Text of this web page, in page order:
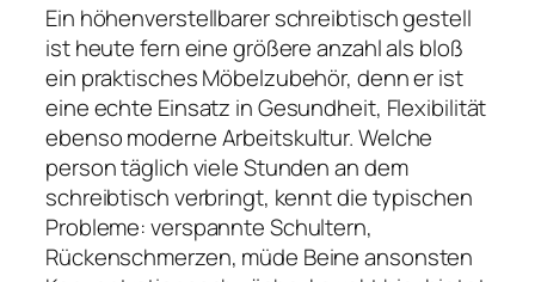
Ein höhenverstellbarer schreibtisch gestell
ist heute fern eine größere anzahl als bloß
ein praktisches Möbelzubehör, denn er ist
eine echte Einsatz in Gesundheit, Flexibilität
ebenso moderne Arbeitskultur. Welche
person täglich viele Stunden an dem
schreibtisch verbringt, kennt die typischen
Probleme: verspannte Schultern,
Rückenschmerzen, müde Beine ansonsten